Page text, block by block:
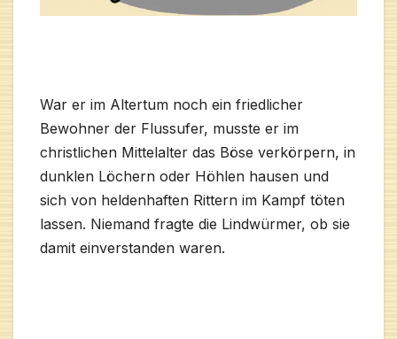
War er im Altertum noch ein friedlicher
Bewohner der Flussufer, musste er im
christlichen Mittelalter das Böse verkörpern, in
dunklen Löchern oder Höhlen hausen und
sich von heldenhaften Rittern im Kampf töten
lassen. Niemand fragte die Lindwürmer, ob sie
damit einverstanden waren.